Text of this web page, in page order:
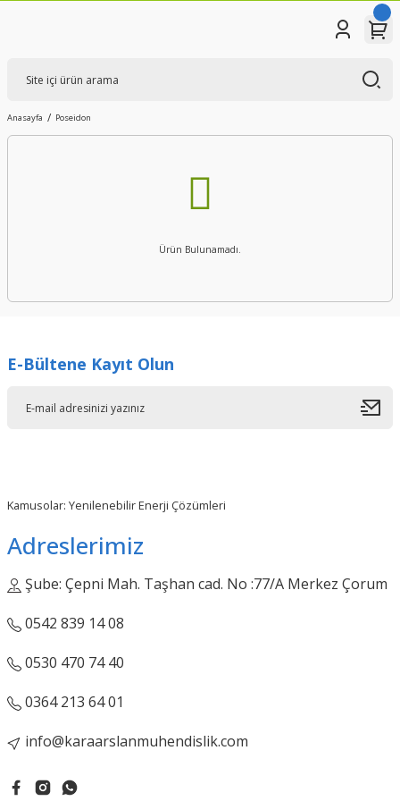
Anasayfa Poseidon
Ürün Bulunamadı.
E-Bültene Kayıt Olun
Kamusolar: Yenilenebilir Enerji Çözümleri
Adreslerimiz
Şube: Çepni Mah. Taşhan cad. No :77/A Merkez Çorum
0542 839 14 08
0530 470 74 40
0364 213 64 01
info@karaarslanmuhendislik.com